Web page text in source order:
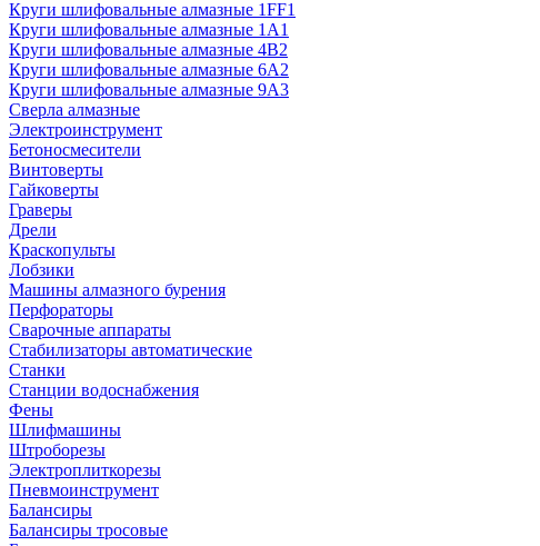
Круги шлифовальные алмазные 1FF1
Круги шлифовальные алмазные 1А1
Круги шлифовальные алмазные 4В2
Круги шлифовальные алмазные 6A2
Круги шлифовальные алмазные 9А3
Сверла алмазные
Электроинструмент
Бетоносмесители
Винтоверты
Гайковерты
Граверы
Дрели
Краскопульты
Лобзики
Машины алмазного бурения
Перфораторы
Сварочные аппараты
Стабилизаторы автоматические
Станки
Станции водоснабжения
Фены
Шлифмашины
Штроборезы
Электроплиткорезы
Пневмоинструмент
Балансиры
Балансиры тросовые